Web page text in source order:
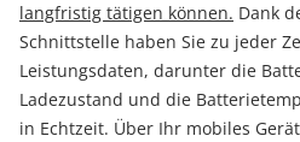
langfristig tätigen können. Dank
Schnittstelle haben Sie zu jeder
Leistungsdaten, darunter die
Ladezustand und die
in Echtzeit. Über Ihr mobiles